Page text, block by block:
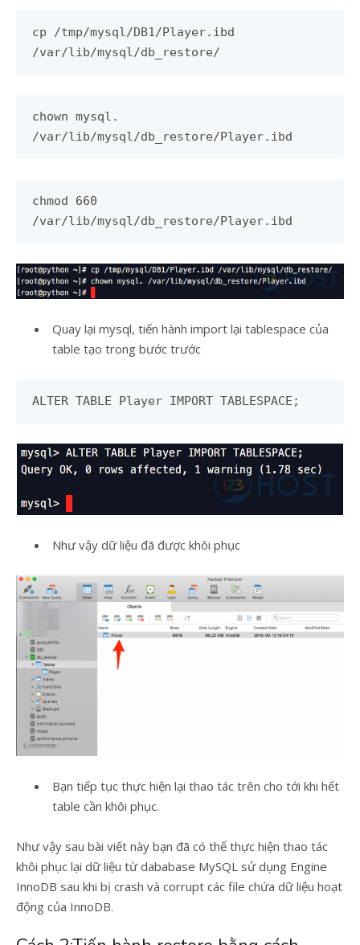
cp /tmp/mysql/DB1/Player.ibd
/var/lib/mysql/db_restore/
chown mysql.
/var/lib/mysql/db_restore/Player.ibd
chmod 660
/var/lib/mysql/db_restore/Player.ibd
Quay lại mysql, tiến hành import lại tablespace của
table tạo trong bước trước
ALTER TABLE Player IMPORT TABLESPACE;
Như vậy dữ liệu đã được khôi phục
Bạn tiếp tục thực hiện lại thao tác trên cho tới khi hết
table cần khôi phục.
Như vậy sau bài viết này bạn đã có thể thực hiện thao tác
khôi phục lại dữ liệu từ dababase MySQL sử dụng Engine
InnoDB sau khi bị crash và corrupt các file chứa dữ liệu hoạt
động của InnoDB.